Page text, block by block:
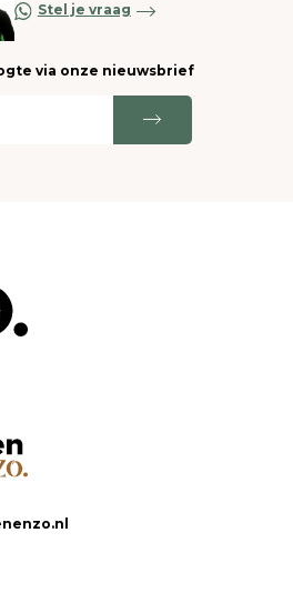
Stel je vraag
via onze nieuwsbrief